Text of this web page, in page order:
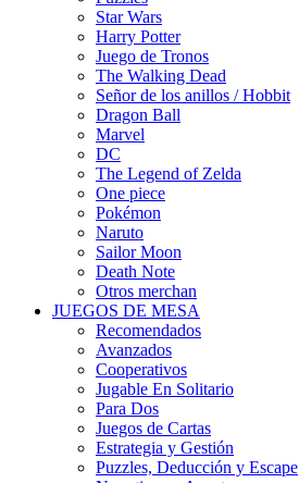
Star Wars
Harry Potter
Juego de Tronos
The Walking Dead
Señor de los anillos / Hobbit
Dragon Ball
Marvel
DC
The Legend of Zelda
One piece
Pokémon
Naruto
Sailor Moon
Death Note
Otros merchan
JUEGOS DE MESA
Recomendados
Avanzados
Cooperativos
Jugable En Solitario
Para Dos
Juegos de Cartas
Estrategia y Gestión
Puzzles, Deducción y Escape